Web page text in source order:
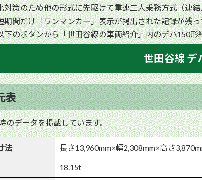
対策のため他の形式に先駆けて重連二人乗務方式（連
期間だけ「ワンマンカー」表示が掲出された記録が残
のボタンから「世田谷線の車両紹介」内のデハ150形
世田谷線 デ
表
のデータを掲載しています。
法 長さ13,960mm×幅2,308mm×高さ
18.15t